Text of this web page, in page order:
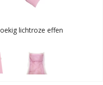
lichtroze effen